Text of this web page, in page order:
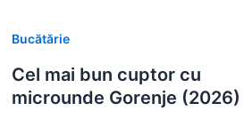
Bucătărie
Cel mai bun cuptor cu
microunde Gorenje (2026)